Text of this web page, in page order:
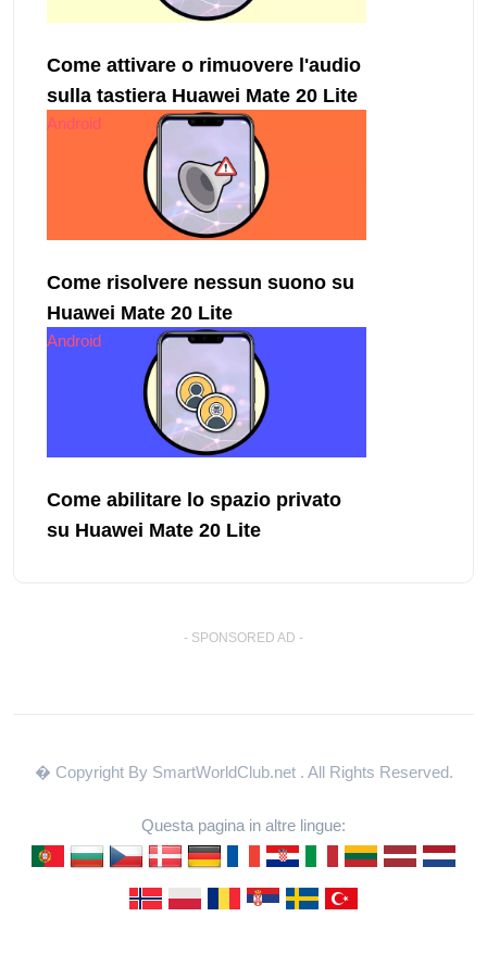
Come attivare o rimuovere l'audio
sulla tastiera Huawei Mate 20 Lite
Android
Come risolvere nessun suono su
Huawei Mate 20 Lite
Android
Come abilitare lo spazio privato
su Huawei Mate 20 Lite
- SPONSORED AD -
� Copyright By SmartWorldClub.net . All Rights Reserved.
Questa pagina in altre lingue: